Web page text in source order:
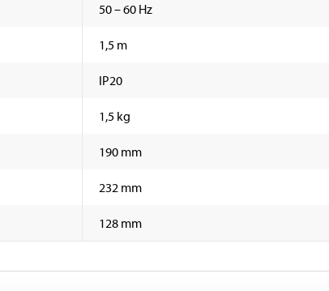
50 – 60 Hz
1,5 m
IP20
1,5 kg
190 mm
232 mm
128 mm